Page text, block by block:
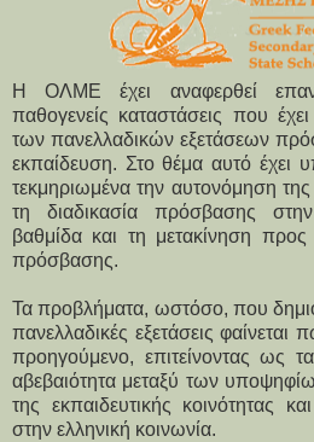
Η ΟΛΜΕ έχει αναφερθεί
παθογενείς καταστάσεις που
των πανελλαδικών εξετάσεων
εκπαίδευση. Στο θέμα αυτό έχει
τεκμηριωμένα την αυτονόμηση
τη διαδικασία πρόσβασης
βαθμίδα και τη μετακίνηση
πρόσβασης.
Τα προβλήματα, ωστόσο, που
πανελλαδικές εξετάσεις φαίνεται
προηγούμενο, επιτείνοντας ως
αβεβαιότητα μεταξύ των
της εκπαιδευτικής κοινότητας
στην ελληνική κοινωνία.